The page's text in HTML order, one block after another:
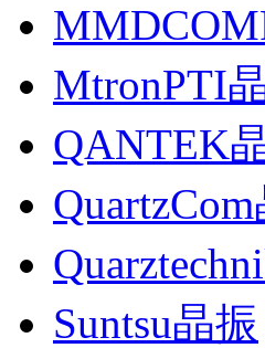
MtronPTI
QANTEK
Suntsu晶振